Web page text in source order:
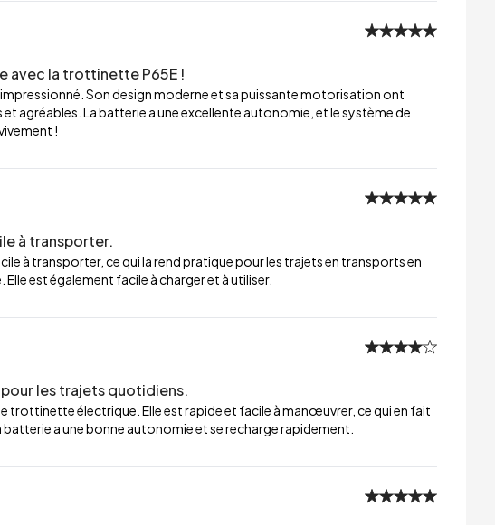
avec la trottinette P65E !
Son design moderne et sa puissante motorisation ont
agréables. La batterie a une excellente autonomie, et le système de
!
à transporter.
à transporter, ce qui la rend pratique pour les trajets en transports en
est également facile à charger et à utiliser.
les trajets quotidiens.
trottinette électrique. Elle est rapide et facile à manœuvrer, ce qui en fait
a une bonne autonomie et se recharge rapidement.